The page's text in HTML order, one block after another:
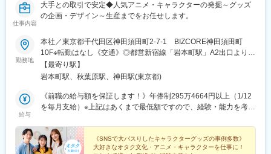
仕事内容
大手との取引で安定◆人気アニメ・キャラクターの発掘～グッズ
の企画・デザイン～生産までをお任せします。
勤務地
本社／東京都千代田区神田須田町2‐7‐1 BIZCORE神田須田町
10F※転勤はなし《交通》◎都営新宿線「岩本町駅」A2出口より徒
歩1分◎JR各線、つくばエクスプレス、東京メトロ日比谷線「秋
葉原駅」より徒歩4分◎東京メトロ銀座線「神田駅」3番出口より
【最寄り駅】
岩本町駅、秋葉原駅、神田駅(東京都)
給与
《前職の給与額を保証します！》年俸制295万4664円以上（1/12
を毎月支給）※上記はあくまで最低額ですので、経験・能力を考慮
代（4万5975円以上）を含む／超過分は別途支給
《SNSで大バスりしたキャラクターグッズの事例多数》
大好きなオタク文化・アニメ・キャラクターを仕事に！